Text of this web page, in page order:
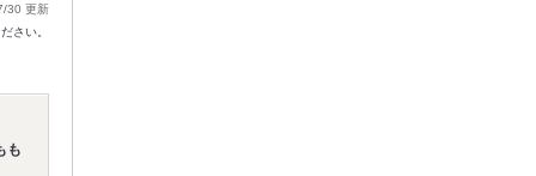
30 更新
さい。
も